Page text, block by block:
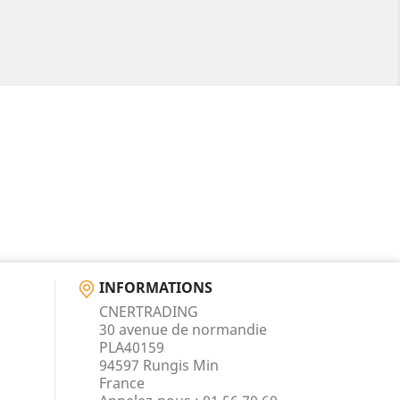
INFORMATIONS
CNERTRADING
30 avenue de normandie
PLA40159
94597 Rungis Min
France